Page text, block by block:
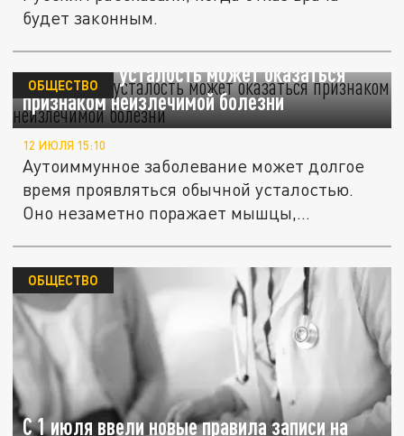
будет законным.
Постоянная усталость может оказаться
признаком неизлечимой болезни
ОБЩЕСТВО
12 ИЮЛЯ 15:10
Аутоиммунное заболевание может долгое
время проявляться обычной усталостью.
Оно незаметно поражает мышцы,...
С 1 июля ввели новые правила записи на
ОБЩЕСТВО